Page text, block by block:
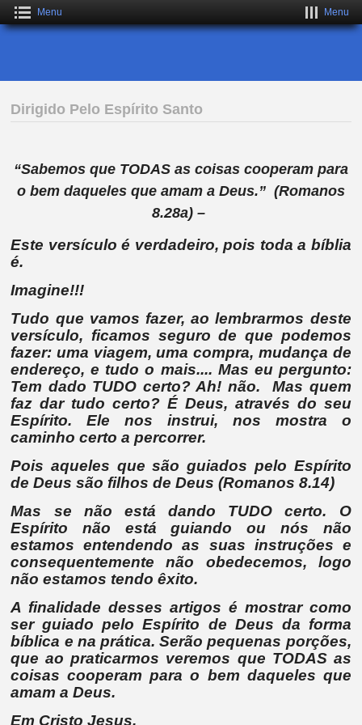
Menu Menu
Dirigido Pelo Espírito Santo
“Sabemos que TODAS as coisas cooperam para
o bem daqueles que amam a Deus.” (Romanos
8.28a) –
Este versículo é verdadeiro, pois toda a bíblia
é.
Imagine!!!
Tudo que vamos fazer, ao lembrarmos deste
versículo, ficamos seguro de que podemos
fazer: uma viagem, uma compra, mudança de
endereço, e tudo o mais.... Mas eu pergunto:
Tem dado TUDO certo? Ah! não. Mas quem
faz dar tudo certo? É Deus, através do seu
Espírito. Ele nos instrui, nos mostra o
caminho certo a percorrer.
Pois aqueles que sãoguiados pelo Espírito
de Deus são filhos de Deus (Romanos 8.14)
Mas se não está dando TUDO certo. O
Espírito não está guiando ou nós não
estamos entendendo as suas instruções e
consequentemente não obedecemos, logo
não estamos tendo êxito.
A finalidade desses artigos é mostrar como
ser guiado pelo Espírito de Deus da forma
bíblica e na prática. Serão pequenas porções,
que ao praticarmos veremos que TODAS as
coisas cooperam para o bem daqueles que
amam a Deus.
Em Cristo Jesus,